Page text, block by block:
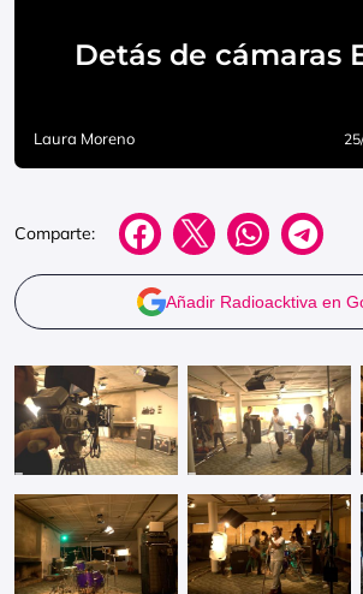
Detás de cámaras
Laura Moreno
Comparte:
Añadir Radioacktiva en